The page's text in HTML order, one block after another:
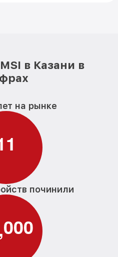
в Казани в
на рынке
1
починили
,000